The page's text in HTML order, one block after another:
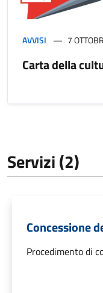
AVVISI 7
Carta della
Servizi (2)
Concessione
Procedimento di